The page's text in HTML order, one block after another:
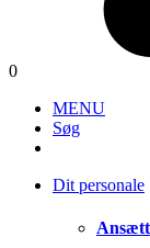
0
MENU
Søg
Dit personale